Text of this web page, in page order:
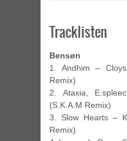
Tracklisten
Bensøn
1. Andhim –
Remix)
2. Ataxia,
(S.K.A.M Remix)
3. Slow Hearts –
Remix)